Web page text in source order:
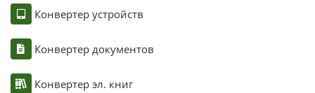
Конвертер устройств
Конвертер документов
Конвертер эл. книг